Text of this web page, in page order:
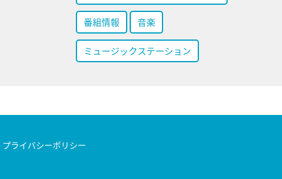
番組情報 音楽
ミュージックステーション
プライバシーポリシー